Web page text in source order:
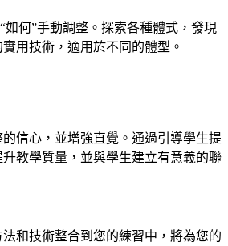
如何”手動調整。探索各種體式，發現
用技術，適用於不同的體型。
信心，並增強直覺。通過引導學生提
教學質量，並與學生建立有意義的聯
和技術整合到您的練習中，將為您的